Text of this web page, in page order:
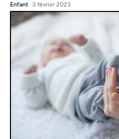
Enfant 3 février 2023